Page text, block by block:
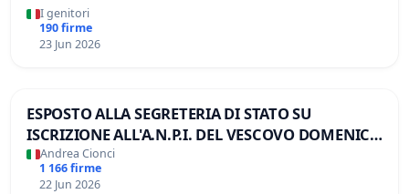
I genitori
190 firme
23 Jun 2026
ESPOSTO ALLA SEGRETERIA DI STATO SU
ISCRIZIONE ALL'A.N.P.I. DEL VESCOVO DOMENICO
POMPILI
Andrea Cionci
1 166 firme
22 Jun 2026